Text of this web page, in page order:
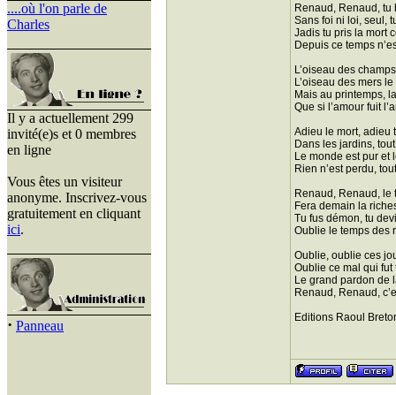
....où l'on parle de
Charles
Il y a actuellement 299
invité(e)s et 0 membres
en ligne
Vous êtes un visiteur
anonyme. Inscrivez-vous
gratuitement en cliquant
ici.
· Panneau
Renaud, Renaud,
Sans foi ni loi, seul,
Jadis tu pris la mort
Depuis ce temps
L’oiseau des
L’oiseau des mers
Mais au printemps,
Que si l’amour fuit
Adieu le mort, adieu
Dans les jardins,
Le monde est pur et
Rien n’est perdu,
Renaud, Renaud, le
Fera demain la
Tu fus démon, tu
Oublie le temps des
Oublie, oublie ces
Oublie ce mal qui
Le grand pardon de
Renaud, Renaud,
Editions Raoul